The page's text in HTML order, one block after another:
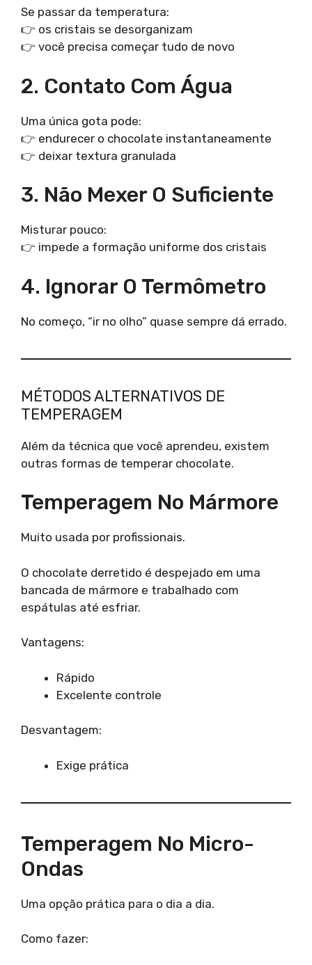
Se passar da temperatura:
👉 os cristais se desorganizam
👉 você precisa começar tudo de novo
2. Contato Com Água
Uma única gota pode:
👉 endurecer o chocolate instantaneamente
👉 deixar textura granulada
3. Não Mexer O Suficiente
Misturar pouco:
👉 impede a formação uniforme dos cristais
4. Ignorar O Termômetro
No começo, “ir no olho” quase sempre dá errado.
MÉTODOS ALTERNATIVOS DE
TEMPERAGEM
Além da técnica que você aprendeu, existem
outras formas de temperar chocolate.
Temperagem No Mármore
Muito usada por profissionais.
O chocolate derretido é despejado em uma
bancada de mármore e trabalhado com
espátulas até esfriar.
Vantagens:
Rápido
Excelente controle
Desvantagem:
Exige prática
Temperagem No Micro-
Ondas
Uma opção prática para o dia a dia.
Como fazer: